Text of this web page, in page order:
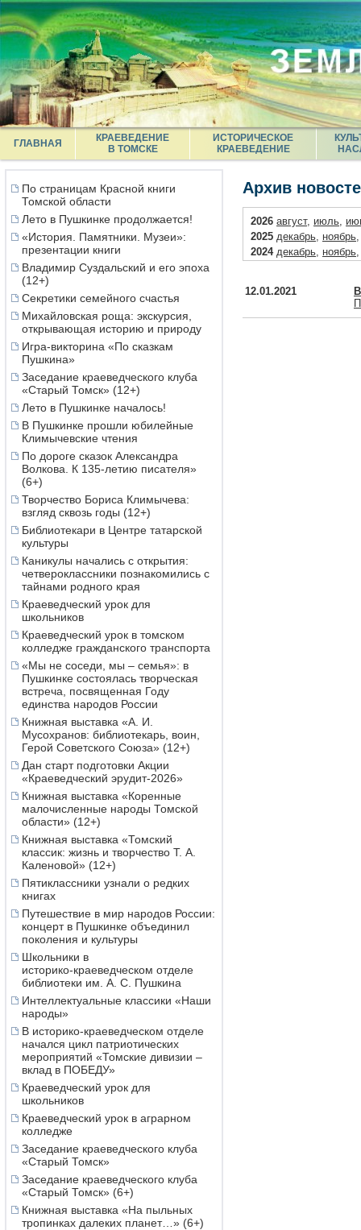
ГЛАВНАЯ
КРАЕВЕДЕНИЕ
В ТОМСКЕ
ИСТОРИЧЕСКОЕ
КРАЕВЕДЕНИЕ
По страницам Красной книги
Томской области
Лето в Пушкинке продолжается!
«История. Памятники. Музеи»:
презентации книги
Владимир Суздальский и его эпоха
(12+)
Секретики семейного счастья
Михайловская роща: экскурсия,
открывающая историю и природу
Игра-викторина «По сказкам
Пушкина»
Заседание краеведческого клуба
«Старый Томск» (12+)
Лето в Пушкинке началось!
В Пушкинке прошли юбилейные
Климычевские чтения
По дороге сказок Александра
Волкова. К 135-летию писателя»
(6+)
Творчество Бориса Климычева:
взгляд сквозь годы (12+)
Библиотекари в Центре татарской
культуры
Каникулы начались с открытия:
четвероклассники познакомились с
тайнами родного края
Краеведческий урок для
школьников
Краеведческий урок в томском
колледже гражданского транспорта
«Мы не соседи, мы – семья»: в
Пушкинке состоялась творческая
встреча, посвященная Году
единства народов России
Книжная выставка «А. И.
Мусохранов: библиотекарь, воин,
Герой Советского Союза» (12+)
Дан старт подготовки Акции
«Краеведческий эрудит-2026»
Книжная выставка «Коренные
малочисленные народы Томской
области» (12+)
Книжная выставка «Томский
классик: жизнь и творчество Т. А.
Каленовой» (12+)
Пятиклассники узнали о редких
книгах
Путешествие в мир народов России:
концерт в Пушкинке объединил
поколения и культуры
Школьники в
историко‑краеведческом отделе
библиотеки им. А. С. Пушкина
Интеллектуальные классики «Наши
народы»
В историко-краеведческом отделе
начался цикл патриотических
мероприятий «Томские дивизии –
вклад в ПОБЕДУ»
Краеведческий урок для
школьников
Краеведческий урок в аграрном
колледже
Заседание краеведческого клуба
«Старый Томск»
Заседание краеведческого клуба
«Старый Томск» (6+)
Книжная выставка «На пыльных
тропинках далеких планет…» (6+)
Архив
2026 август, июль,
2025 декабрь, ноябрь
2024 декабрь, ноябрь
2021 декабрь октябрь
12.01.2021